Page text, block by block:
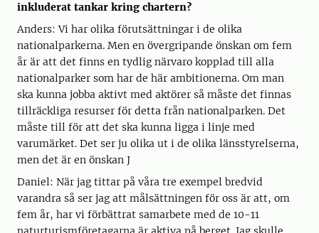
inkluderat tankar kring chartern?
Anders: Vi har olika förutsättningar i de olika
nationalparkerna. Men en övergripande önskan om fem
år är att det finns en tydlig närvaro kopplad till alla
nationalparker som har de här ambitionerna. Om man
ska kunna jobba aktivt med aktörer så måste det finnas
tillräckliga resurser för detta från nationalparken. Det
måste till för att det ska kunna ligga i linje med
varumärket. Det ser ju olika ut i de olika länsstyrelserna,
men det är en önskan J
Daniel: När jag tittar på våra tre exempel bredvid
varandra så ser jag att målsättningen för oss är att, om
fem år, har vi förbättrat samarbete med de 10-11